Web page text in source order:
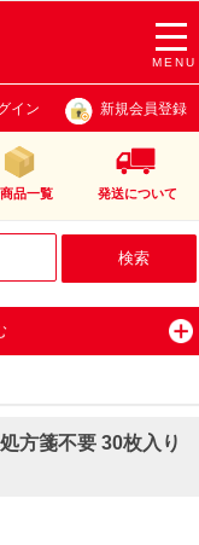
MENU
イン 新規会員登録
品一覧 発送について
方箋不要 30枚入り